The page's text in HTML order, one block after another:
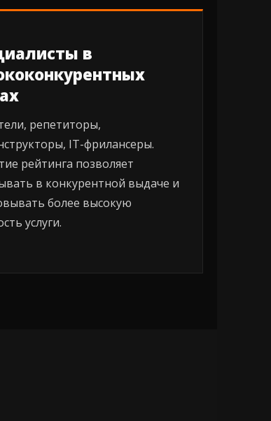
в
репетиторы,
IT-фрилансеры.
рейтинга позволяет
в конкурентной выдаче и
более высокую
услуги.